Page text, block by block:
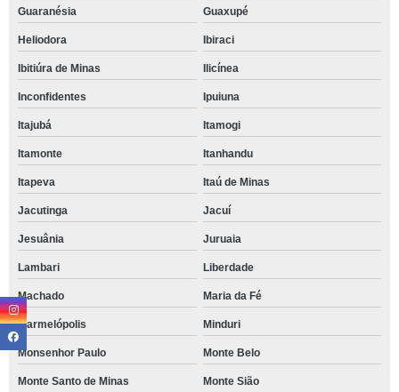
Guaranésia Guaxupé
Heliodora Ibiraci
Ibitiúra de Minas Ilicínea
Inconfidentes Ipuiuna
Itajubá Itamogi
Itamonte Itanhandu
Itapeva Itaú de Minas
Jacutinga Jacuí
Jesuânia Juruaia
Lambari Liberdade
Machado Maria da Fé
Marmelópolis Minduri
Monsenhor Paulo Monte Belo
Monte Santo de Minas Monte Sião